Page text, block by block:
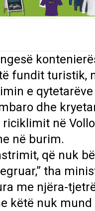
fundit turistik,
e
dhe
në
në burim.
që nuk
tha
me njëra-
këtë nuk